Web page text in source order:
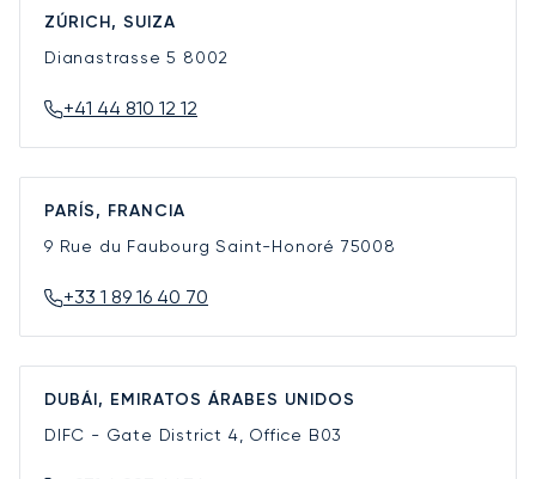
ZÚRICH, SUIZA
Dianastrasse 5 8002
+41 44 810 12 12
PARÍS, FRANCIA
9 Rue du Faubourg Saint-Honoré 75008
+33 1 89 16 40 70
DUBÁI, EMIRATOS ÁRABES UNIDOS
DIFC - Gate District 4, Office B03